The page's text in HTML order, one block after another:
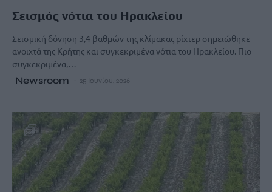
Σεισμός νότια του Ηρακλείου
Σεισμική δόνηση 3,4 βαθμών της κλίμακας ρίχτερ σημειώθηκε
ανοιχτά της Κρήτης και συγκεκριμένα νότια του Ηρακλείου. Πιο
συγκεκριμένα,…
Newsroom 25 Ιουνίου, 2026